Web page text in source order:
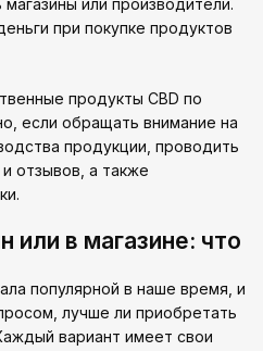
при покупке продуктов
продукты CBD по
если обращать внимание на
продукции, проводить
отзывов, а также
или в магазине: что
популярной в наше время, и
лучше ли приобретать
вариант имеет свои